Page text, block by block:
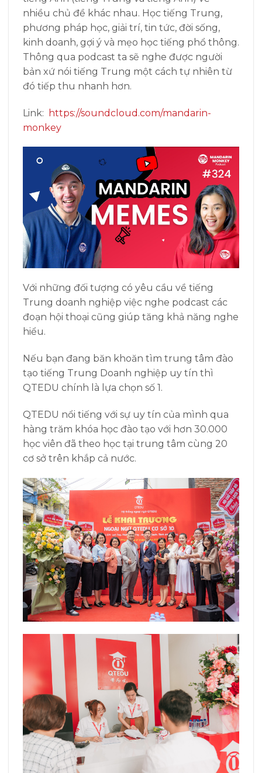
nhiều chủ đề khác nhau. Học tiếng Trung,
phương pháp học, giải trí, tin tức, đời sống,
kinh doanh, gợi ý và mẹo học tiếng phổ thông.
Thông qua podcast ta sẽ nghe được người
bản xứ nói tiếng Trung một cách tự nhiên từ
đó tiếp thu nhanh hơn.
Link:
https://soundcloud.com/mandarin-
monkey
Với những đối tượng có yêu cầu về tiếng
Trung doanh nghiệp việc nghe podcast các
đoạn hội thoại cũng giúp tăng khả năng nghe
hiểu.
Nếu bạn đang băn khoăn tìm trung tâm đào
tạo tiếng Trung Doanh nghiệp uy tín thì
QTEDU chính là lựa chọn số 1.
QTEDU nổi tiếng với sự uy tín của mình qua
hàng trăm khóa học đào tạo với hơn 30.000
học viên đã theo học tại trung tâm cùng 20
cơ sở trên khắp cả nước.